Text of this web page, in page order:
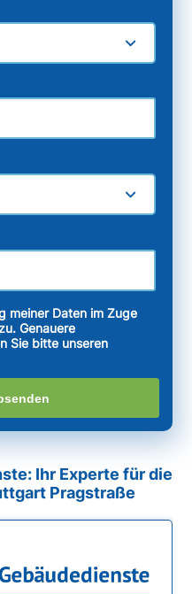
meiner Daten im Zuge
Genauere
Sie bitte unseren
Ihr Experte für die
Pragstraße